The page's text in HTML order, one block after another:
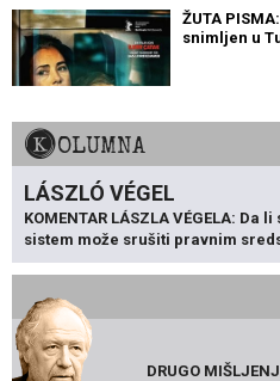
ŽUTA
snimljen u
KOLUMNA
LÁSZLÓ VÉGEL
KOMENTAR LÁSZLA VÉGELA: Da
sistem može srušiti pravnim
DRUGO